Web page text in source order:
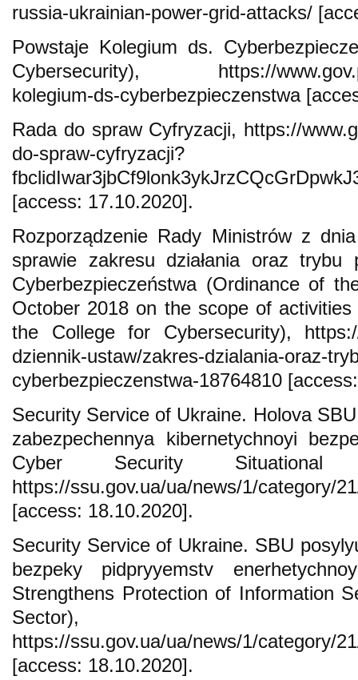
russia-ukrainian-power-grid-attacks/
Powstaje Kolegium ds.
Cybersecurity), https://www.gov.pl/
kolegium-ds-cyberbezpieczenstwa
Rada do spraw Cyfryzacji, https://
do-spraw-cyfryzacji?
[access: 17.10.2020].
Rozporządzenie Rady Ministrów z
sprawie zakresu działania oraz
Cyberbezpieczeństwa (Ordinance of
October 2018 on the scope of
the College for Cybersecurity),
dziennik-ustaw/zakres-dzialania-oraz-
cyberbezpieczenstwa-18764810
Security Service of Ukraine. Holova
zabezpechennya kibernetychnoyi
Cyber Security Situational
https://ssu.gov.ua/ua/news/1/category/
[access: 18.10.2020].
Security Service of Ukraine. SBU
bezpeky pidpryyemstv
Strengthens Protection of Information
Sector),
https://ssu.gov.ua/ua/news/1/category/
[access: 18.10.2020].